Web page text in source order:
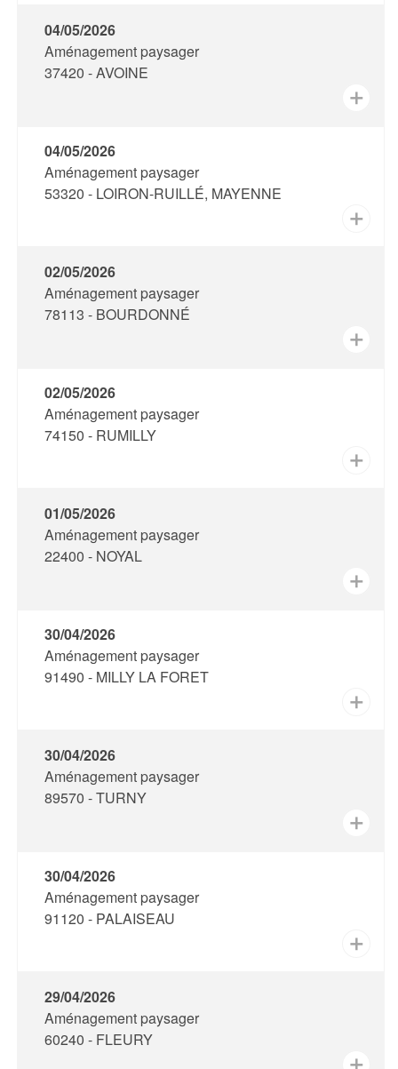
04/05/2026
Aménagement paysager
37420 - AVOINE
✕
04/05/2026
Aménagement paysager
53320 - LOIRON-RUILLÉ, MAYENNE
✕
02/05/2026
Aménagement paysager
78113 - BOURDONNÉ
✕
02/05/2026
Aménagement paysager
74150 - RUMILLY
✕
01/05/2026
Aménagement paysager
22400 - NOYAL
✕
30/04/2026
Aménagement paysager
91490 - MILLY LA FORET
✕
30/04/2026
Aménagement paysager
89570 - TURNY
✕
30/04/2026
Aménagement paysager
91120 - PALAISEAU
✕
29/04/2026
Aménagement paysager
60240 - FLEURY